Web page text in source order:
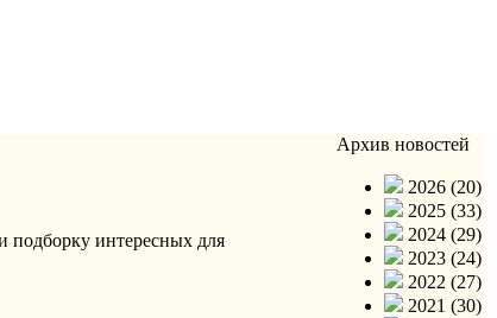
интересных для
Архив новостей
2026 (20)
2025 (33)
2024 (29)
2023 (24)
2022 (27)
2021 (30)